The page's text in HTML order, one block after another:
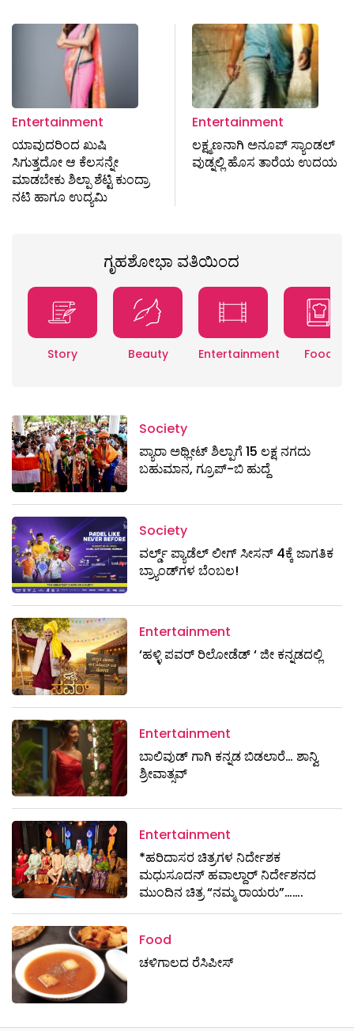
Entertainment
ಯಾವುದರಿಂದ ಖುಷಿ
ಸಿಗುತ್ತದೋ ಆ ಕೆಲಸನ್ನೇ
ಮಾಡಬೇಕು ಶಿಲ್ಪಾ ಶೆಟ್ಟಿ ಕುಂದ್ರಾ
ನಟಿ ಹಾಗೂ ಉದ್ಯಮಿ
Entertainment
ಲಕ್ಷ್ಮಣನಾಗಿ ಅನೂಪ್ ಸ್ಯಾಂಡಲ್
ವುಡ್ನಲ್ಲಿ ಹೊಸ ತಾರೆಯ ಉದಯ
ಗೃಹಶೋಭಾ ವತಿಯಿಂದ
Story Beauty Entertainment Food
Society
ಪ್ಯಾರಾ ಅಥ್ಲೀಟ್ ಶಿಲ್ಪಾಗೆ 15 ಲಕ್ಷ ನಗದು
ಬಹುಮಾನ, ಗ್ರೂಪ್-ಬಿ ಹುದ್ದೆ
Society
ವರ್ಲ್ಡ್ ಪ್ಯಾಡೆಲ್ ಲೀಗ್ ಸೀಸನ್ 4ಕ್ಕೆ ಜಾಗತಿಕ
ಬ್ರ್ಯಾಂಡ್‌ಗಳ ಬೆಂಬಲ!
Entertainment
‘ಹಳ್ಳಿ ಪವರ್ ರಿಲೋಡೆಡ್ ‘ ಜೀ ಕನ್ನಡದಲ್ಲಿ
Entertainment
ಬಾಲಿವುಡ್ ಗಾಗಿ ಕನ್ನಡ ಬಿಡಲಾರೆ… ಶಾನ್ವಿ
ಶ್ರೀವಾತ್ಸವ್
Entertainment
*ಹರಿದಾಸರ ಚಿತ್ರಗಳ ನಿರ್ದೇಶಕ
ಮಧುಸೂದನ್ ಹವಾಲ್ದಾರ್ ನಿರ್ದೇಶನದ
ಮುಂದಿನ ಚಿತ್ರ “ನಮ್ಮ ರಾಯರು”…….
Food
ಚಳಿಗಾಲದ ರೆಸಿಪೀಸ್